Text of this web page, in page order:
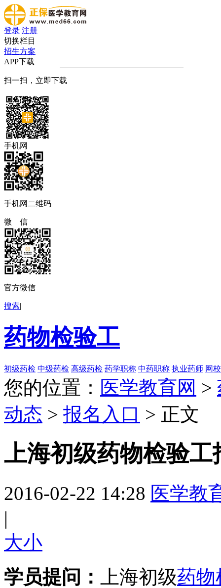
登录 注册
切换栏目
招生方案
APP下载
扫一扫，立即下载
手机网
手机网二维码
微 信
官方微信
搜索|
药物检验工
初级药检 中级药检 高级药检 药学职称 中药职称 执业药师 网
您的位置： 医学教育网 >
动态 > 报名入口 > 正文
上海初级药物检验工
2016-02-22 14:28 医学教
|
大小
学员提问：
上海初级药物